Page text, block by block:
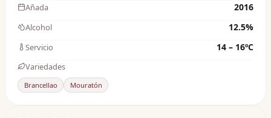
Añada 2016
Alcohol 12.5%
Servicio 14 – 16ºC
Variedades
Brancellao Mouratón